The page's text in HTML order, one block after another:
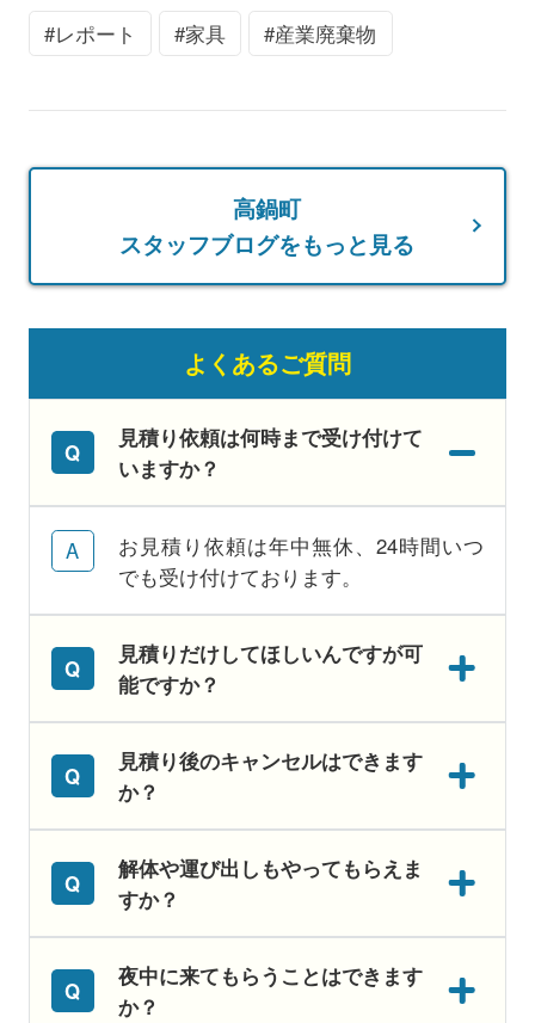
レポート 家具 産業廃棄物
高鍋町
スタッフブログをもっと見る
よくあるご質問
見積り依頼は何時まで受け付けて
いますか？
お見積り依頼は年中無休、24時間いつ
でも受け付けております。
見積りだけしてほしいんですが可
能ですか？
見積り後のキャンセルはできます
か？
解体や運び出しもやってもらえま
すか？
夜中に来てもらうことはできます
か？